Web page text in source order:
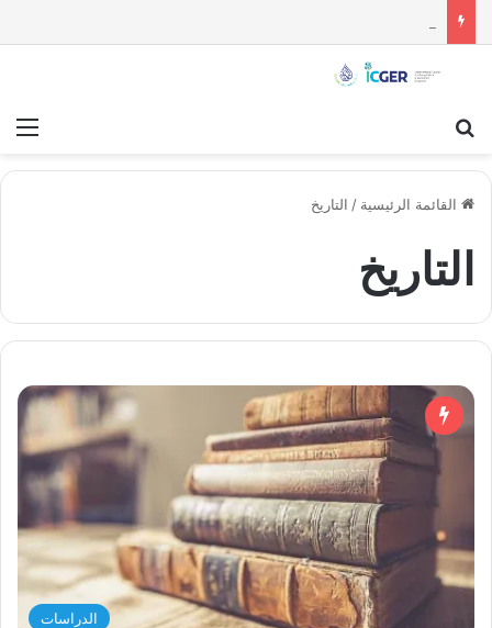
القائمة الرئيسية / التاريخ
التاريخ
الدراسات